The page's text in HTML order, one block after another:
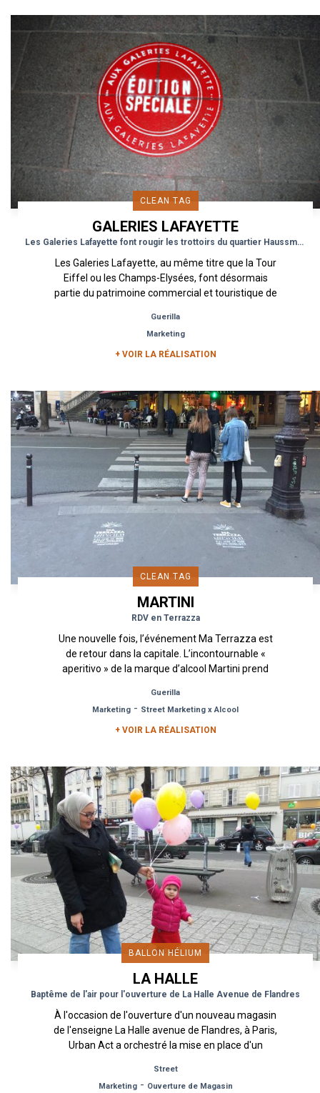
CLEAN TAG
GALERIES LAFAYETTE
Les Galeries Lafayette font rougir les trottoirs du quartier Haussmann
Les Galeries Lafayette, au même titre que la Tour
Eiffel ou les Champs-Elysées, font désormais
partie du patrimoine commercial et touristique de
Guerilla
Marketing
+ VOIR LA RÉALISATION
CLEAN TAG
MARTINI
RDV en Terrazza
Une nouvelle fois, l’événement Ma Terrazza est
de retour dans la capitale. L’incontournable «
aperitivo » de la marque d’alcool Martini prend
Guerilla
Marketing - Street Marketing x Alcool
+ VOIR LA RÉALISATION
BALLON HÉLIUM
LA HALLE
Baptême de l'air pour l'ouverture de La Halle Avenue de Flandres
À l'occasion de l'ouverture d'un nouveau magasin
de l'enseigne La Halle avenue de Flandres, à Paris,
Urban Act a orchestré la mise en place d'un
Street
Marketing- Ouverture de Magasin